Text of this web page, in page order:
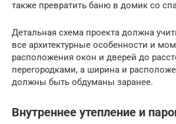
также превратить баню в домик со
Детальная схема проекта должна
все архитектурные особенности и
расположения окон и дверей до
перегородками, а ширина и
должны быть обдуманы заранее.
Внутреннее утепление и